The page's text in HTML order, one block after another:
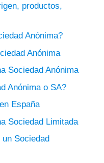
productos,
Anónima?
Anónima
Sociedad Anónima
Anónima o SA?
España
Sociedad Limitada
Sociedad